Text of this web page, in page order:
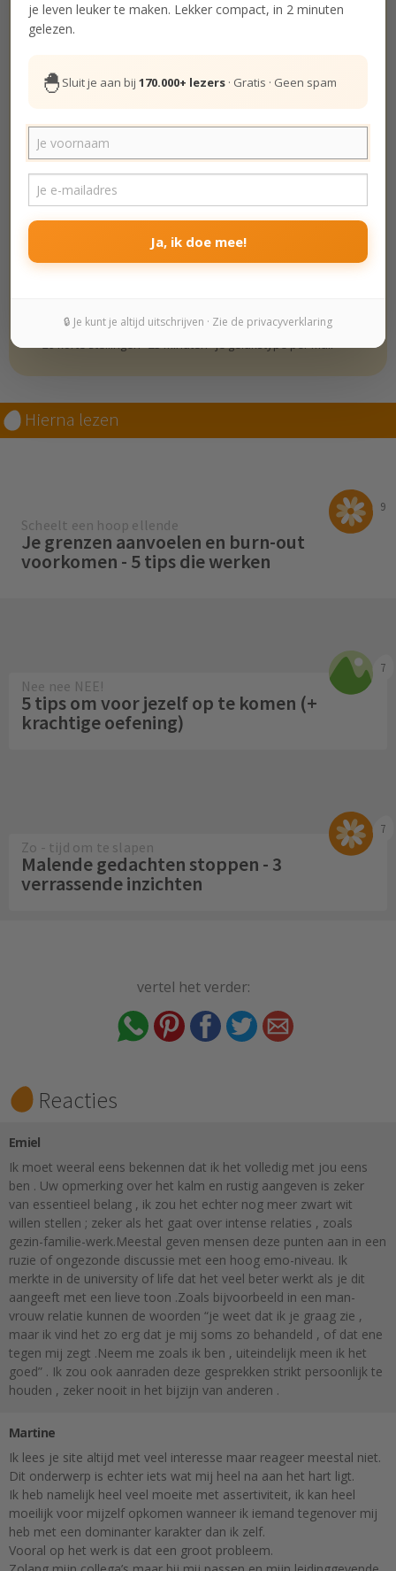
Het leven is zeer de moeite waard.
Beetje oneens
Beetje eens
✓ 29 korte stellingen · ±3 minuten · je gelukstype per mail
Hierna lezen
9
Scheelt een hoop ellende
Je grenzen aanvoelen en burn-out
voorkomen - 5 tips die werken
7
Nee nee NEE!
5 tips om voor jezelf op te komen (+
krachtige oefening)
7
Zo - tijd om te slapen
Malende gedachten stoppen - 3
verrassende inzichten
vertel het verder:
Reacties
Emiel
Ik moet weeral eens bekennen dat ik het volledig met jou eens
ben . Uw opmerking over het kalm en rustig aangeven is zeker
van essentieel belang , ik zou het echter nog meer zwart wit
willen stellen ; zeker als het gaat over intense relaties , zoals
gezin-familie-werk.Meestal geven mensen deze punten aan in een
ruzie of ongezonde discussie met een hoog emo-niveau. Ik
merkte in de university of life dat het veel beter werkt als je dit
aangeeft met een lieve toon .Zoals bijvoorbeeld in een man-
vrouw relatie kunnen de woorden “je weet dat ik je graag zie ,
maar ik vind het zo erg dat je mij soms zo behandeld , of dat ene
tegen mij zegt .Neem me zoals ik ben , uiteindelijk meen ik het
goed” . Ik zou ook aanraden deze gesprekken strikt persoonlijk te
houden , zeker nooit in het bijzijn van anderen .
Martine
Ik lees je site altijd met veel interesse maar reageer meestal niet.
Dit onderwerp is echter iets wat mij heel na aan het hart ligt.
Ik heb namelijk heel veel moeite met assertiviteit, ik kan heel
moeilijk voor mijzelf opkomen wanneer ik iemand tegenover mij
heb met een dominanter karakter dan ik zelf.
Vooral op het werk is dat een groot probleem.
je leven leuker te maken. Lekker compact, in 2 minuten
gelezen.
🐣 Sluit je aan bij 170.000+ lezers · Gratis · Geen spam
Ja, ik doe mee!
🔒 Je kunt je altijd uitschrijven · Zie de privacyverklaring